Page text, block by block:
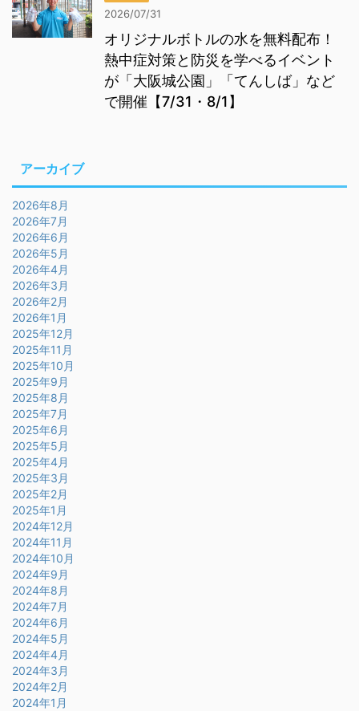
2026/07/31
オリジナルボトルの水を無料配布！
熱中症対策と防災を学べるイベント
が「大阪城公園」「てんしば」など
で開催【7/31・8/1】
アーカイブ
2026年8月
2026年7月
2026年6月
2026年5月
2026年4月
2026年3月
2026年2月
2026年1月
2025年12月
2025年11月
2025年10月
2025年9月
2025年8月
2025年7月
2025年6月
2025年5月
2025年4月
2025年3月
2025年2月
2025年1月
2024年12月
2024年11月
2024年10月
2024年9月
2024年8月
2024年7月
2024年6月
2024年5月
2024年4月
2024年3月
2024年2月
2024年1月